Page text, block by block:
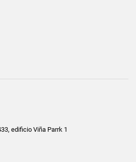
edificio Viña Parrk 1